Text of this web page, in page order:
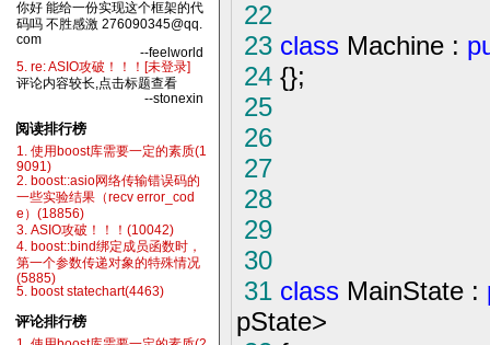
你好 能给一份实现这个框架的代
码吗 不胜感激 276090345@qq.
com
--feelworld
5. re: ASIO攻破！！！[未登录]
评论内容较长,点击标题查看
--stonexin
阅读排行榜
1. 使用boost库需要一定的素质(1
9091)
2. boost::asio网络传输错误码的
一些实验结果（recv error_cod
e）(18856)
3. ASIO攻破！！！(10042)
4. boost::bind绑定成员函数时，
第一个参数传递对象的特殊情况
(5885)
5. boost statechart(4463)
评论排行榜
22
23 class Machine :
24 {};
25
26
27
28
29
30
31 class MainState :
pState>